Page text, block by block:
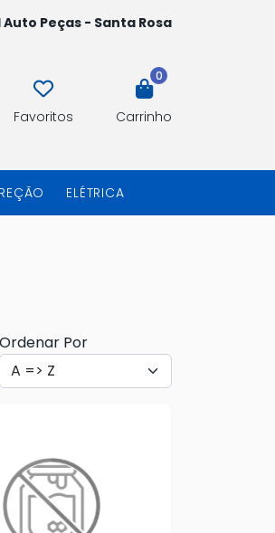
Peças - Santa Rosa
Favoritos
0
Carrinho
ELÉTRICA
Ordenar Por